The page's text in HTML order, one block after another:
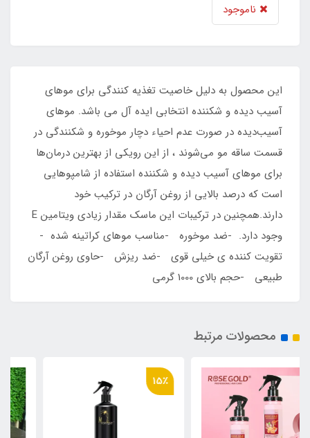
ناموجود
این محصول به دلیل خاصیت تغذیه کنندگی برای موهای
آسیب دیده و شکننده انتخابی ایده آل می باشد. موهای
آسیب‌دیده در صورت عدم احیاء دچار موخوره و شکنندگی در
قسمت ساقه مو می‌شوند ، از این رویکی از بهترین درمان‌ها
برای موهای آسیب دیده و شکننده استفاده از شامپوهایی
است که درصد بالایی از روغن آرگان در ترکیب خود
دارند.همچنین در ترکیبات این ماسک مقدار زیادی ویتامین E
وجود دارد. -ضد موخوره -مناسب موهای کراتینه شده -
تقویت کننده ی خیلی قوی -ضد ریزش -حاوی روغن آرگان
طبیعی -حجم بالای 1000 گرمی
محصولات مرتبط
15٪